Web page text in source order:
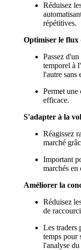
Réduisez
répétitives.
Optimiser le flux
Passez
temporel à
l'autre sans
Permet
efficace.
S'adapter à la
Réagissez
marché
Important
marchés
Améliorer la
Réduisez
de
Les traders
temps pour
l'analyse du